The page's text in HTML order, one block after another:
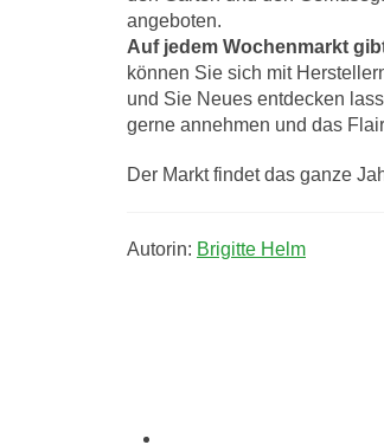
angeboten.
Auf jedem Wochenmarkt
können Sie sich mit
und Sie Neues entdecken
gerne annehmen und das
Der Markt findet das ganze
Autorin: Brigitte Helm